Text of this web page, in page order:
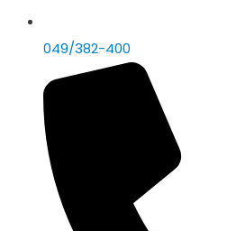
049/382-400